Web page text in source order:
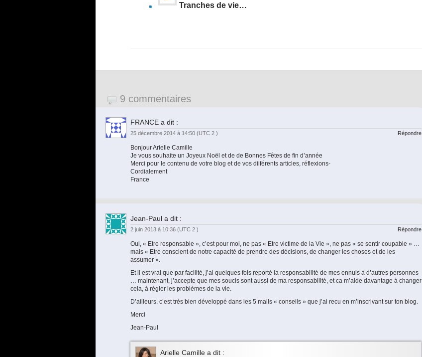
Tranches de vie…
9 commentaires
FRANCE a dit :
25 décembre 2014 à 14:50 (UTC 2 ) Répondre
Bonjour Arielle Camille
Je vous souhaite un Joyeux Noël et de de Bonnes Fêtes de fin d’année
Merci pour le contenu de votre blog et de vos diiférents articles, réflexions-
Cordialement
France
Jean-Paul a dit :
2 juin 2013 à 10:36 (UTC 2 ) Répondre
Oui, « Etre responsable », c’est pour moi, ne pas « Etre victime de la Vie », ne pas « se sentir coupable » …
mais « Etre conscient de notre capacité de prendre des décisions, de changer les choses et de les
assumer ».
Et il est vrai que par facilité, j’ai quelques fois reporté la responsabilité de mes ennuis à d’autres personnes
… maintenant, j’accepte que mes soucis sont aussi de ma responsabilité, et ca m’aide davantage à changer
cela, à régler les problèmes de la vie.
D’ailleurs, c’est très bien développé dans les 5 mails « conseils » que j’ai recu en m’inscrivant sur ton blog.
Merci
Jean-Paul
Arielle Camille a dit :